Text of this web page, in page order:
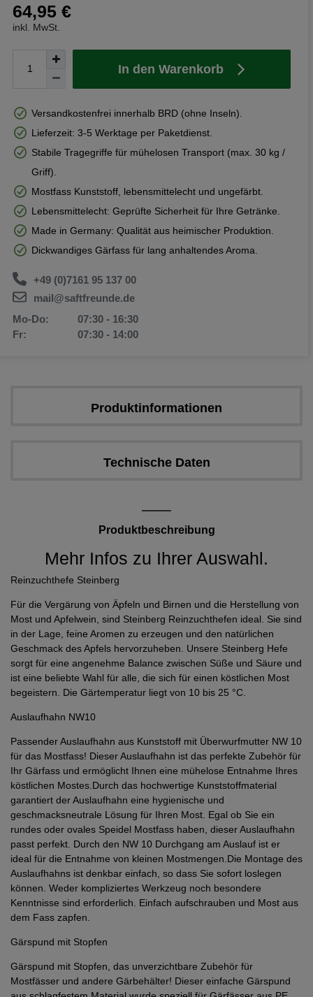
64,95 €
inkl. MwSt.
In den Warenkorb
Versandkostenfrei innerhalb BRD (ohne Inseln).
Lieferzeit: 3-5 Werktage per Paketdienst.
Stabile Tragegriffe für mühelosen Transport (max. 30 kg /
Griff).
Mostfass Kunststoff, lebensmittelecht und ungefärbt.
Lebensmittelecht: Geprüfte Sicherheit für Ihre Getränke.
Made in Germany: Qualität aus heimischer Produktion.
Dickwandiges Gärfass für lang anhaltendes Aroma.
+49 (0)7161 95 137 00
mail@saftfreunde.de
Mo-Do:
07:30 - 16:30
Fr:
07:30 - 14:00
Produktinformationen
Technische Daten
Produktbeschreibung
Mehr Infos zu Ihrer Auswahl.
Reinzuchthefe Steinberg
Für die Vergärung von Äpfeln und Birnen und die Herstellung von
Most und Apfelwein, sind Steinberg Reinzuchthefen ideal. Sie sind
in der Lage, feine Aromen zu erzeugen und den natürlichen
Geschmack des Apfels hervorzuheben. Unsere Steinberg Hefe
sorgt für eine angenehme Balance zwischen Süße und Säure und
ist eine beliebte Wahl für alle, die sich für einen köstlichen Most
begeistern. Die Gärtemperatur liegt von 10 bis 25 °C.
Auslaufhahn NW10
Passender Auslaufhahn aus Kunststoff mit Überwurfmutter NW 10
für das Mostfass! Dieser Auslaufhahn ist das perfekte Zubehör für
Ihr Gärfass und ermöglicht Ihnen eine mühelose Entnahme Ihres
köstlichen Mostes.Durch das hochwertige Kunststoffmaterial
garantiert der Auslaufhahn eine hygienische und
geschmacksneutrale Lösung für Ihren Most. Egal ob Sie ein
rundes oder ovales Speidel Mostfass haben, dieser Auslaufhahn
passt perfekt. Durch den NW 10 Durchgang am Auslauf ist er
ideal für die Entnahme von kleinen Mostmengen.Die Montage des
Auslaufhahns ist denkbar einfach, so dass Sie sofort loslegen
können. Weder kompliziertes Werkzeug noch besondere
Kenntnisse sind erforderlich. Einfach aufschrauben und Most aus
dem Fass zapfen.
Gärspund mit Stopfen
Gärspund mit Stopfen, das unverzichtbare Zubehör für
Mostfässer und andere Gärbehälter! Dieser einfache Gärspund